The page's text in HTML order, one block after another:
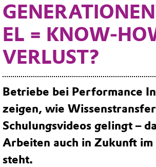
EL = KNOW-
VERLUST?
Betriebe bei Performance
zeigen, wie
Schulungsvideos gelingt –
Arbeiten auch in Zukunft
steht.